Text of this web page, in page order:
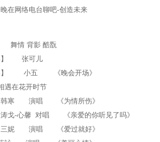
在网络电台聊吧-创造未来
舞情 背影 酷翫
】 张可儿
宾】 小五 《晚会开场》
遇在花开时节
】韩寒 演唱 《为情所伤》
涛戈-心馨 对唱 《亲爱的你听见了吗》
】三妮 演唱 《爱过就好》